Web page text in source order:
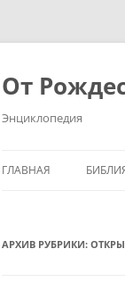
Перейти
От
Энциклопедия
ГЛАВНАЯ
АРХИВ РУБРИКИ: